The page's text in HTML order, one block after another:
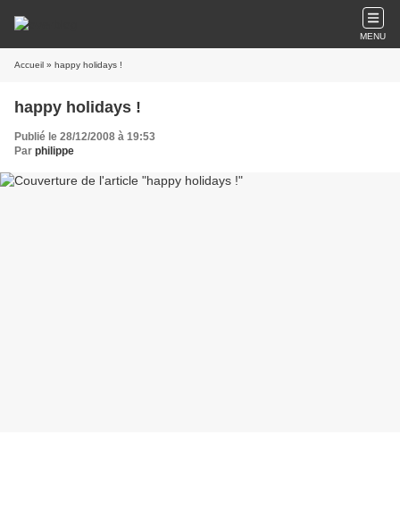
MENU
Accueil » happy holidays !
happy holidays !
Publié le 28/12/2008 à 19:53
Par philippe